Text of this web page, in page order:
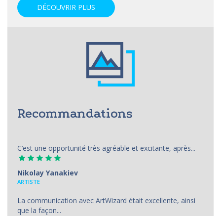
DÉCOUVRIR PLUS
Recommandations
C’est une opportunité très agréable et excitante, après...
Nikolay Yanakiev
ARTISTE
La communication avec ArtWizard était excellente, ainsi
que la façon...